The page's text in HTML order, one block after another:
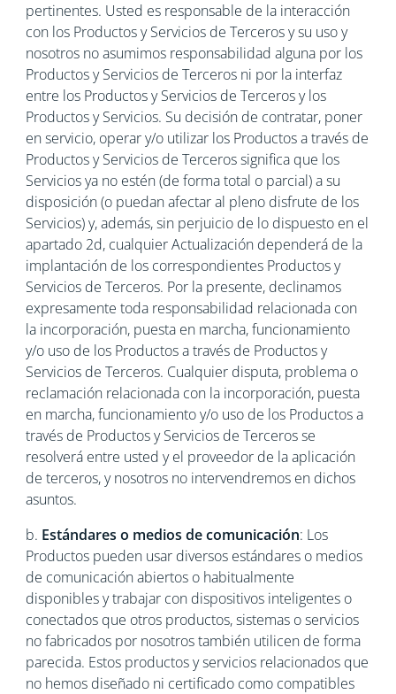
pertinentes. Usted es responsable de la interacción
con los Productos y Servicios de Terceros y su uso y
nosotros no asumimos responsabilidad alguna por los
Productos y Servicios de Terceros ni por la interfaz
entre los Productos y Servicios de Terceros y los
Productos y Servicios. Su decisión de contratar, poner
en servicio, operar y/o utilizar los Productos a través de
Productos y Servicios de Terceros significa que los
Servicios ya no estén (de forma total o parcial) a su
disposición (o puedan afectar al pleno disfrute de los
Servicios) y, además, sin perjuicio de lo dispuesto en el
apartado 2d, cualquier Actualización dependerá de la
implantación de los correspondientes Productos y
Servicios de Terceros. Por la presente, declinamos
expresamente toda responsabilidad relacionada con
la incorporación, puesta en marcha, funcionamiento
y/o uso de los Productos a través de Productos y
Servicios de Terceros. Cualquier disputa, problema o
reclamación relacionada con la incorporación, puesta
en marcha, funcionamiento y/o uso de los Productos a
través de Productos y Servicios de Terceros se
resolverá entre usted y el proveedor de la aplicación
de terceros, y nosotros no intervendremos en dichos
asuntos.
b. Estándares o medios de comunicación: Los
Productos pueden usar diversos estándares o medios
de comunicación abiertos o habitualmente
disponibles y trabajar con dispositivos inteligentes o
conectados que otros productos, sistemas o servicios
no fabricados por nosotros también utilicen de forma
parecida. Estos productos y servicios relacionados que
no hemos diseñado ni certificado como compatibles